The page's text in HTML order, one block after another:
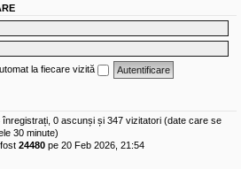
la fiecare vizită
înregistrați, 0 ascunși și 347 vizitatori (date care se
30 minute)
24480 pe 20 Feb 2026, 21:54